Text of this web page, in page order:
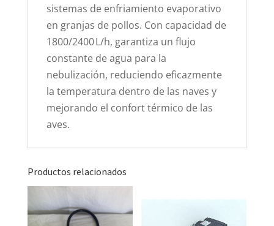
sistemas de enfriamiento evaporativo
en granjas de pollos. Con capacidad de
1800/2400 L/h, garantiza un flujo
constante de agua para la
nebulización, reduciendo eficazmente
la temperatura dentro de las naves y
mejorando el confort térmico de las
aves.
Productos relacionados